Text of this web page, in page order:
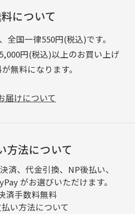
について
全国一律550円(税込)です。
円(税込)以上のお買い上げ
無料になります。
届けについて
方法について
済、代金引換、NP後払い、
がお選びいただけます。
済手数料無料
い方法について